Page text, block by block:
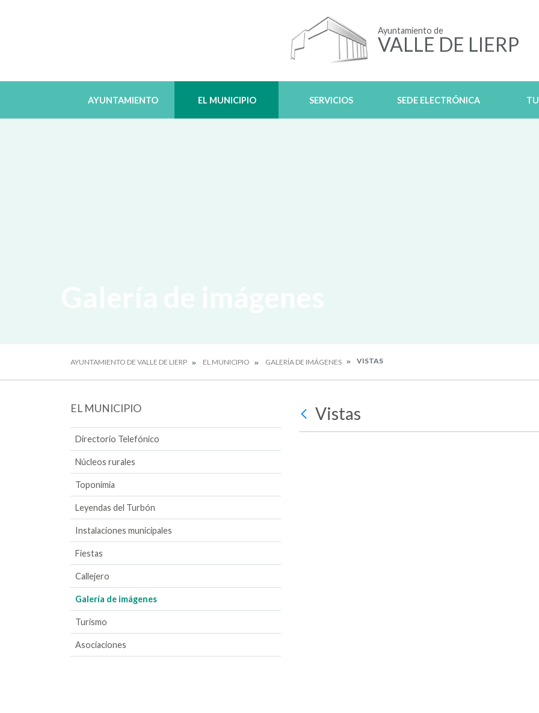
Ayuntamiento de
VALLE DE LIERP
AYUNTAMIENTO EL MUNICIPIO SERVICIOS SEDE ELECTRÓNICA
AYUNTAMIENTO DE VALLE DE LIERP EL MUNICIPIO GALERÍA DE IMÁGENES VISTAS
EL MUNICIPIO
Directorio Telefónico
Núcleos rurales
Toponimia
Leyendas del Turbón
Instalaciones municipales
Fiestas
Callejero
Galería de imágenes
Turismo
Asociaciones
Vistas